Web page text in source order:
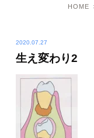
HOME
2020.07.27
生え変わり2